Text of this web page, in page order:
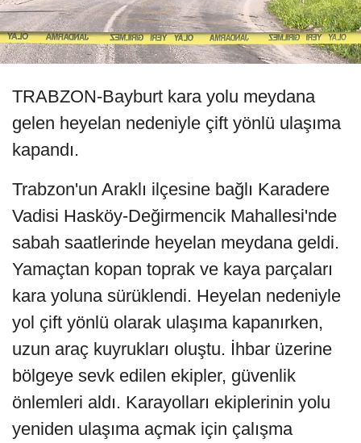
TRABZON-Bayburt kara yolu meydana
gelen heyelan nedeniyle çift yönlü ulaşıma
kapandı.
Trabzon'un Araklı ilçesine bağlı Karadere
Vadisi Hasköy-Değirmencik Mahallesi'nde
sabah saatlerinde heyelan meydana geldi.
Yamaçtan kopan toprak ve kaya parçaları
kara yoluna sürüklendi. Heyelan nedeniyle
yol çift yönlü olarak ulaşıma kapanırken,
uzun araç kuyrukları oluştu. İhbar üzerine
bölgeye sevk edilen ekipler, güvenlik
önlemleri aldı. Karayolları ekiplerinin yolu
yeniden ulaşıma açmak için çalışma